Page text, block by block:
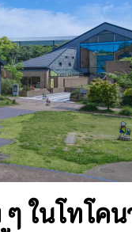
ในโทโคน